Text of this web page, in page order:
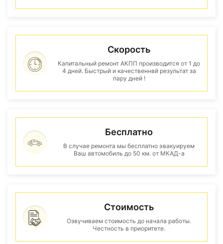
Скорость
Капитальный ремонт АКПП производится от 1 до
4 дней. Быстрый и качественнвй результат за
пару дней !
Бесплатно
В случае ремонта мы бесплатно эвакуируем
Ваш автомобиль до 50 км. от МКАД-а
Стоимость
Озвучиваем стоимость до начала работы.
Честность в приоритете.